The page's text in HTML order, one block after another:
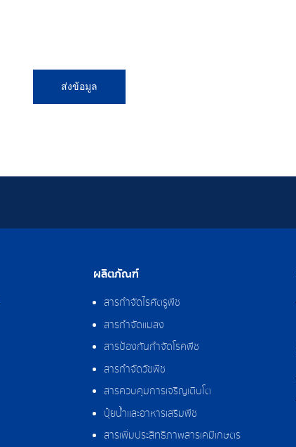
ส่งข้อมูล
ผลิตภัณฑ์
สารกำจัดไรศัตรูพืช
สารกำจัดแมลง
สารป้องกันกำจัดโรคพืช
สารกำจัดวัชพืช
สารควบคุมการเจริญเติบโต
ปุ๋ยน้ำและอาหารเสริมพืช
สารเพิ่มประสิทธิภาพสารเคมีเกษตร